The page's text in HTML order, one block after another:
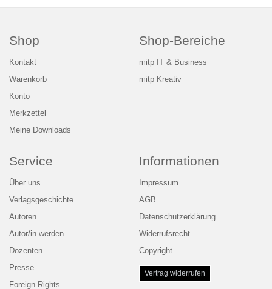
Shop
Kontakt
Warenkorb
Konto
Merkzettel
Meine Downloads
Shop-Bereiche
mitp IT & Business
mitp Kreativ
Service
Über uns
Verlagsgeschichte
Autoren
Autor/in werden
Dozenten
Presse
Foreign Rights
Informationen
Impressum
AGB
Datenschutzerklärung
Widerrufsrecht
Copyright
Vertrag widerrufen